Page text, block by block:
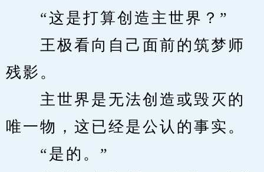
“这是打算创造主世界？”
王极看向自己面前的筑梦师
残影。
主世界是无法创造或毁灭的
唯一物，这已经是公认的事实。
“是的。”